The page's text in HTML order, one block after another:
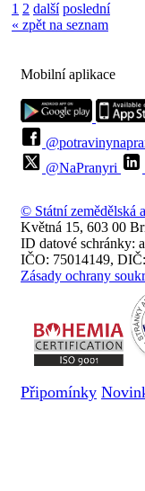
1 2 další poslední
« zpět na seznam
Mobilní aplikace
@NaPranyri
© Státní zemědělská
Květná 15, 603 00
ID datové schránky:
IČO: 75014149,
Zásady ochrany
Připomínky